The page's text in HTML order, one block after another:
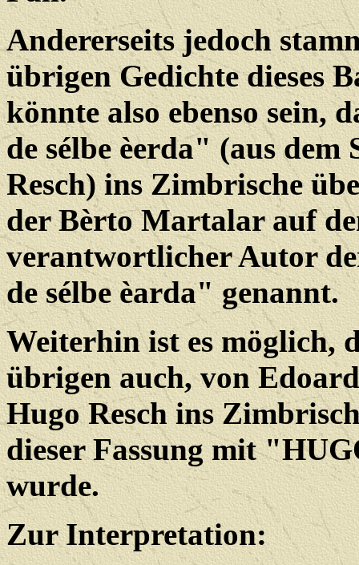
Andererseits jedoch
übrigen Gedichte dieses
könnte also ebenso sein,
de sélbe èerda" (aus
Resch) ins Zimbrische
der Bèrto Martalar auf
verantwortlicher Autor
de sélbe èarda" genannt.
Weiterhin ist es möglich,
übrigen auch, von
Hugo Resch ins
dieser Fassung mit
wurde.
Zur Interpretation: